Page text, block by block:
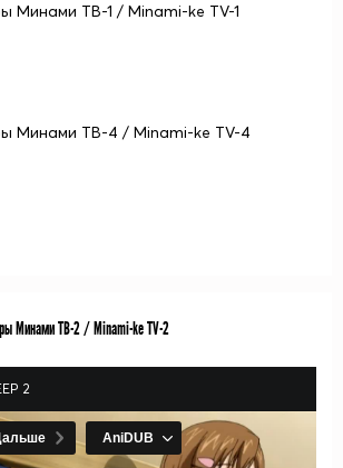
Минами ТВ-1 / Minami-ke TV-1
Минами ТВ-4 / Minami-ke TV-4
Минами ТВ-2 / Minami-ke TV-2
2